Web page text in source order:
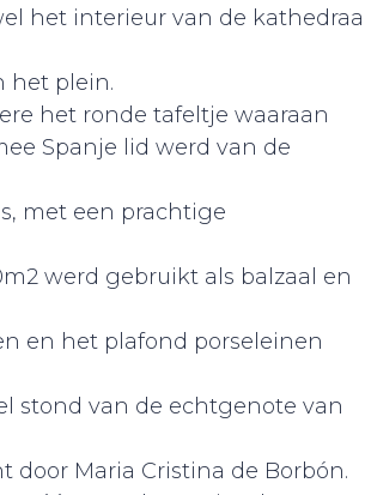
het interieur van de kathedraal
het plein.
het ronde tafeltje waaraan
Spanje lid werd van de
met een prachtige
werd gebruikt als balzaal en
en het plafond porseleinen
stond van de echtgenote van
Maria Cristina de Borbón.